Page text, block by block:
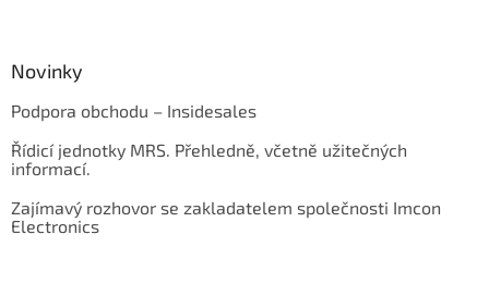
Novinky
Podpora obchodu – Insidesales
Řídicí jednotky MRS. Přehledně, včetně užitečných
informací.
Zajímavý rozhovor se zakladatelem společnosti Imcon
Electronics